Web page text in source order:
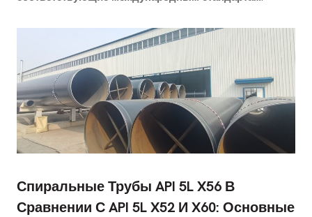
Спиральные Трубы API 5L X56 В
Сравнении С API 5L X52 И X60: Основные